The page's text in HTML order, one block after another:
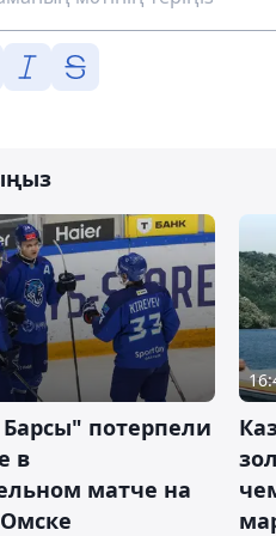
потерпели
в
матче на